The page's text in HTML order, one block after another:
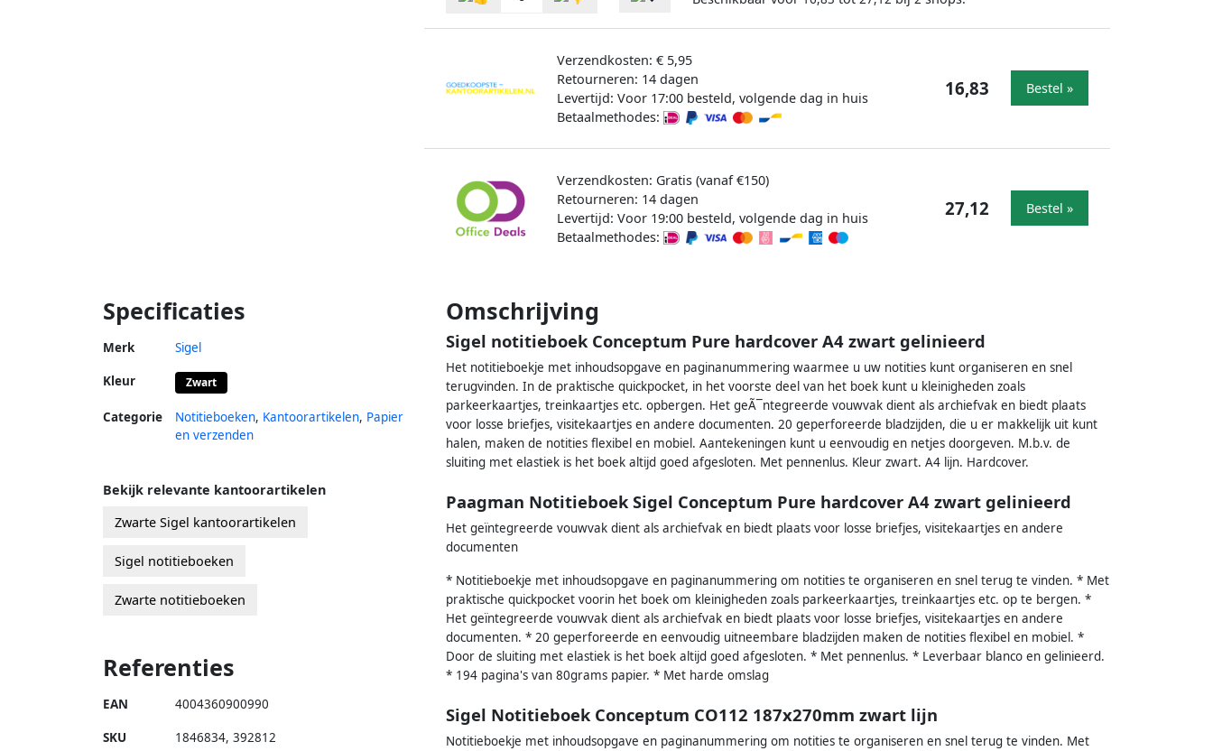
Verzendkosten: € 5,95
Retourneren: 14 dagen
Levertijd: Voor 17:00 besteld, volgende dag in huis
Betaalmethodes:
16,83 Bestel »
Verzendkosten: Gratis (vanaf €150)
Retourneren: 14 dagen
Levertijd: Voor 19:00 besteld, volgende dag in huis
Betaalmethodes:
27,12 Bestel »
Specificaties
Merk Sigel
Kleur Zwart
Categorie Notitieboeken, Kantoorartikelen, Papier
en verzenden
Omschrijving
Sigel notitieboek Conceptum Pure hardcover A4 zwart gelinieerd
Het notitieboekje met inhoudsopgave en paginanummering waarmee u uw notities kunt organiseren en snel
terugvinden. In de praktische quickpocket, in het voorste deel van het boek kunt u kleinigheden zoals
parkeerkaartjes, treinkaartjes etc. opbergen. Het geÃ¯ntegreerde vouwvak dient als archiefvak en biedt plaats
voor losse briefjes, visitekaartjes en andere documenten. 20 geperforeerde bladzijden, die u er makkelijk uit kunt
halen, maken de notities flexibel en mobiel. Aantekeningen kunt u eenvoudig en netjes doorgeven. M.b.v. de
sluiting met elastiek is het boek altijd goed afgesloten. Met pennenlus. Kleur zwart. A4 lijn. Hardcover.
Paagman Notitieboek Sigel Conceptum Pure hardcover A4 zwart gelinieerd
Het geïntegreerde vouwvak dient als archiefvak en biedt plaats voor losse briefjes, visitekaartjes en andere
documenten
* Notitieboekje met inhoudsopgave en paginanummering om notities te organiseren en snel terug te vinden. * Met
praktische quickpocket voorin het boek om kleinigheden zoals parkeerkaartjes, treinkaartjes etc. op te bergen. *
Het geïntegreerde vouwvak dient als archiefvak en biedt plaats voor losse briefjes, visitekaartjes en andere
documenten. * 20 geperforeerde en eenvoudig uitneembare bladzijden maken de notities flexibel en mobiel. *
Door de sluiting met elastiek is het boek altijd goed afgesloten. * Met pennenlus. * Leverbaar blanco en gelinieerd.
* 194 pagina's van 80grams papier. * Met harde omslag
Sigel Notitieboek Conceptum CO112 187x270mm zwart lijn
Notitieboekje met inhoudsopgave en paginanummering om notities te organiseren en snel terug te vinden. Met
Bekijk relevante kantoorartikelen
Zwarte Sigel kantoorartikelen
Sigel notitieboeken
Zwarte notitieboeken
Referenties
EAN 4004360900990
SKU 1846834, 392812